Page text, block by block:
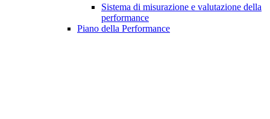
Sistema di misurazione e valutazione della
performance
Piano della Performance